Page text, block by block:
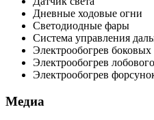
Дневные ходовые огни
Светодиодные фары
Система управления
Электрообогрев боковых
Электрообогрев
Электрообогрев
Медиа